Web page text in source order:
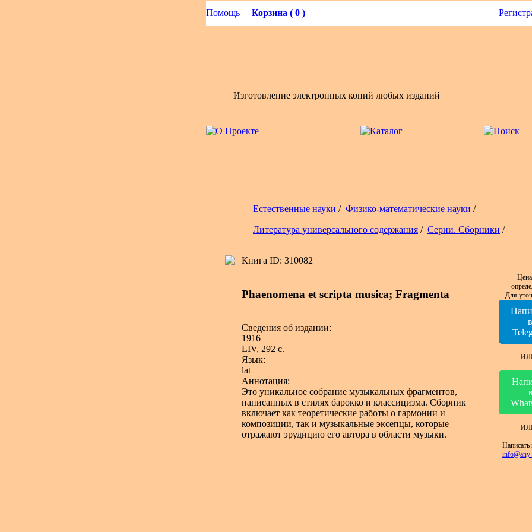
Помощь Корзина ( 0 )
Изготовление электронных копий любых изданий
Естественные науки / Физико-математические науки /
Литература универсального содержания / Серии. Сборники /
Книга ID: 310082
Phaenomena et scripta musica; Fragmenta
Сведения об издании:
1916
LIV, 292 c.
Язык:
lat
Аннотация:
Это уникальное собрание музыкальных фрагментов,
написанных в стилях барокко и классицизма. Сборник
включает как теоретические работы о гармонии и
композиции, так и музыкальные эксепцы, которые
отражают эрудицию его автора в области музыки.
Для
в
в
Написать